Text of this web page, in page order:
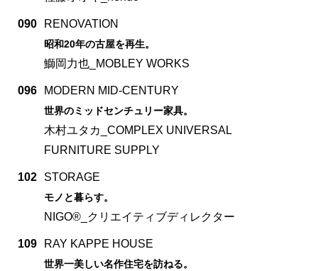
090 RENOVATION
昭和20年の古屋を再生。
鰤岡力也_MOBLEY WORKS
096 MODERN MID-CENTURY
世界のミッドセンチュリー家具。
木村ユタカ_COMPLEX UNIVERSAL
FURNITURE SUPPLY
102 STORAGE
モノと暮らす。
NIGO®_クリエイティブディレクター
109 RAY KAPPE HOUSE
世界一美しい名作住宅を訪ねる。